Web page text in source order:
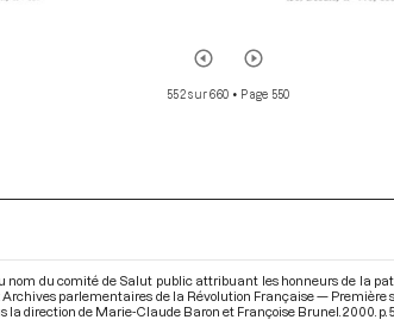
552 sur 660 • Page 550
nom du comité de Salut public attribuant les honneurs de la
parlementaires de la Révolution Française — Première
la direction de Marie-Claude Baron et Françoise Brunel. 2000. p.